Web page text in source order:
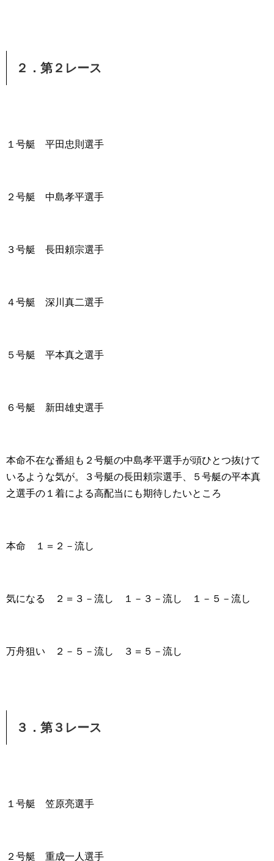
２．第２レース
１号艇 平田忠則選手
２号艇 中島孝平選手
３号艇 長田頼宗選手
４号艇 深川真二選手
５号艇 平本真之選手
６号艇 新田雄史選手
本命不在な番組も２号艇の中島孝平選手が頭ひとつ抜けて
いるような気が。３号艇の長田頼宗選手、５号艇の平本真
之選手の１着による高配当にも期待したいところ
本命 １＝２－流し
気になる ２＝３－流し １－３－流し １－５－流し
万舟狙い ２－５－流し ３＝５－流し
３．第３レース
１号艇 笠原亮選手
２号艇 重成一人選手